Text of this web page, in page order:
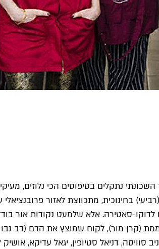
נתקלים בטיפוסים הכי נלוזים,
בחינוכית, מתכווצת לאזור
סאטירה. אלא שלמעט נקודות אור
(קרן מור), לקוח שמוצץ את הדם (דב
סוויסה, דניאל סטיופין, יגאל עדיקא,